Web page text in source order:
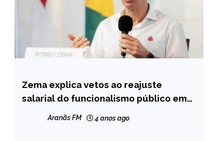
MINAS
GERAIS
NOTÍCIAS
Zema explica vetos ao reajuste
salarial do funcionalismo público em
pelo governador
Aranãs FM 4 anos ago